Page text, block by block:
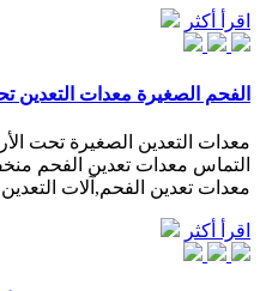
اقرأ أكثر
الفحم الصغيرة معدات التعدين
معدات التعدين الصغيرة تحت
التماس معدات تعدين الفحم
معدات تعدين الفحم,آلات
اقرأ أكثر